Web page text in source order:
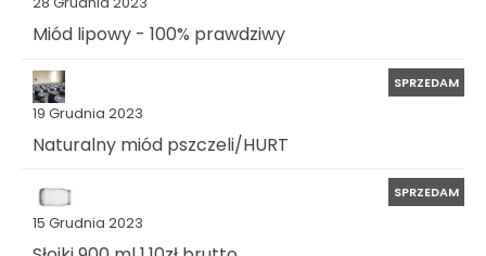
Miód lipowy - 100% prawdziwy
19 Grudnia 2023
SPRZEDAM
Naturalny miód pszczeli/HURT
15 Grudnia 2023
SPRZEDAM